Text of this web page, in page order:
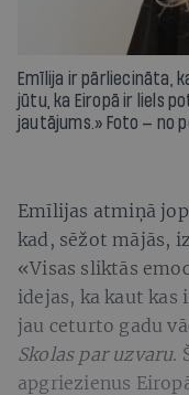
Emīlija ir pārliecināta,
jūtu, ka Eiropā ir liels
jautājums.» Foto — no
Emīlijas atmiņā
kad, sēžot mājās,
«Visas sliktās
idejas, ka kaut kas
jau ceturto gadu
Skolas par uzvaru.
apgriezienus